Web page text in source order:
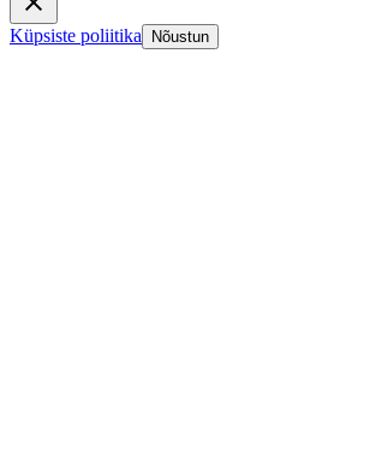
Küpsiste poliitika Nõustun